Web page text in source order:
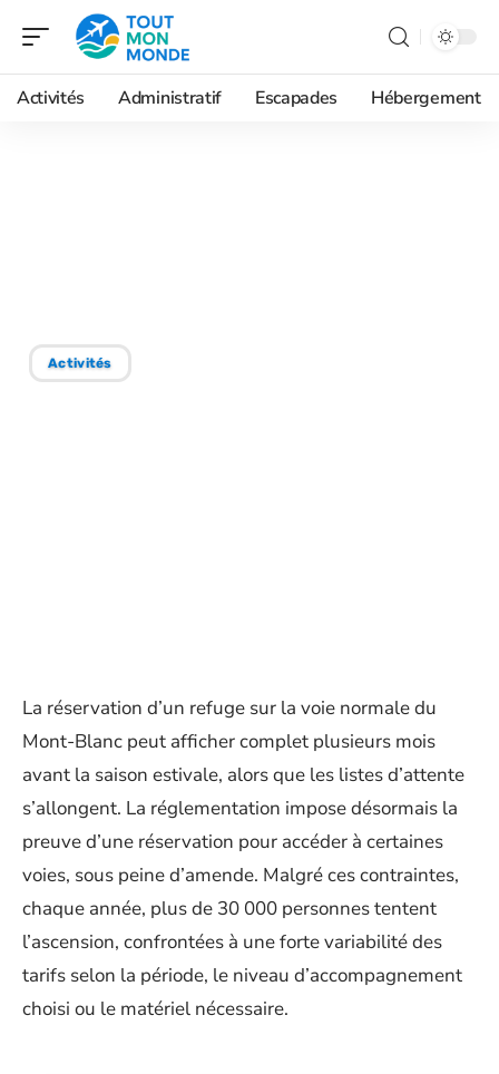
Activités Administratif Escapades Hébergement
Activités
La réservation d’un refuge sur la voie normale du
Mont-Blanc peut afficher complet plusieurs mois
avant la saison estivale, alors que les listes d’attente
s’allongent. La réglementation impose désormais la
preuve d’une réservation pour accéder à certaines
voies, sous peine d’amende. Malgré ces contraintes,
chaque année, plus de 30 000 personnes tentent
l’ascension, confrontées à une forte variabilité des
tarifs selon la période, le niveau d’accompagnement
choisi ou le matériel nécessaire.